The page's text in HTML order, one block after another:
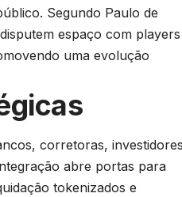
Segundo Paulo de
espaço com players
uma evolução
corretoras,
abre portas para
tokenizados e